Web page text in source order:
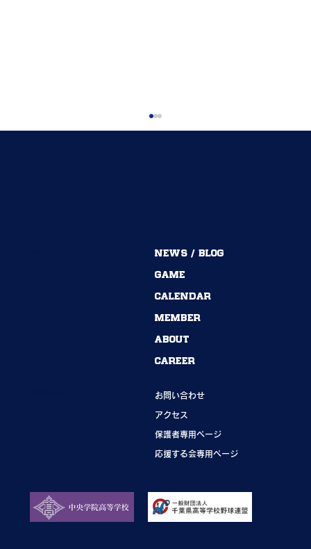
54期→55期｜ありがとうございました！
お問い合わせ
アクセス
保護者専用ページ
応援する会専用ページ
NEWS / BLOG
GAME
CALENDAR
MEMBER
ABOUT
CAREER